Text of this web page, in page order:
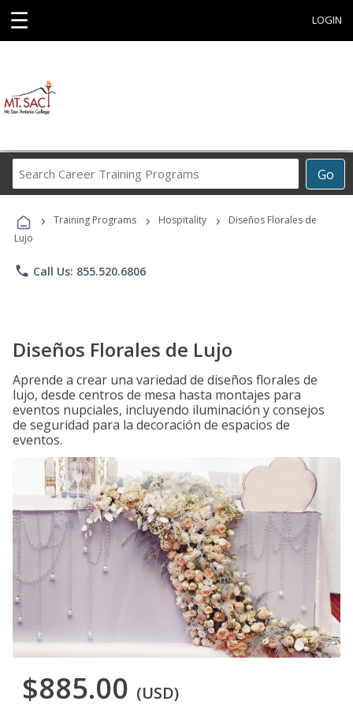
☰ LOGIN
Go
Career
Programs
› Training Programs › Hospitality ›
Diseños Florales de
Lujo
phone Call Us: 855.520.6806
Diseños Florales de Lujo
Aprende a crear una variedad de diseños florales de
lujo, desde centros de mesa hasta montajes para
eventos nupciales, incluyendo iluminación y consejos
de seguridad para la decoración de espacios de
eventos.
$885.00 (USD)